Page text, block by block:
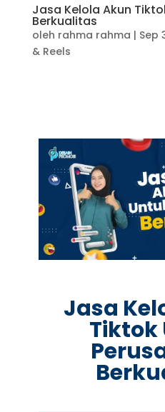
Jasa Kelola Akun
Berkualitas
oleh rahma rahma | Sep
& Reels
Jasa
Tiktok